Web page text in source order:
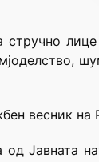
весник на
Јавната